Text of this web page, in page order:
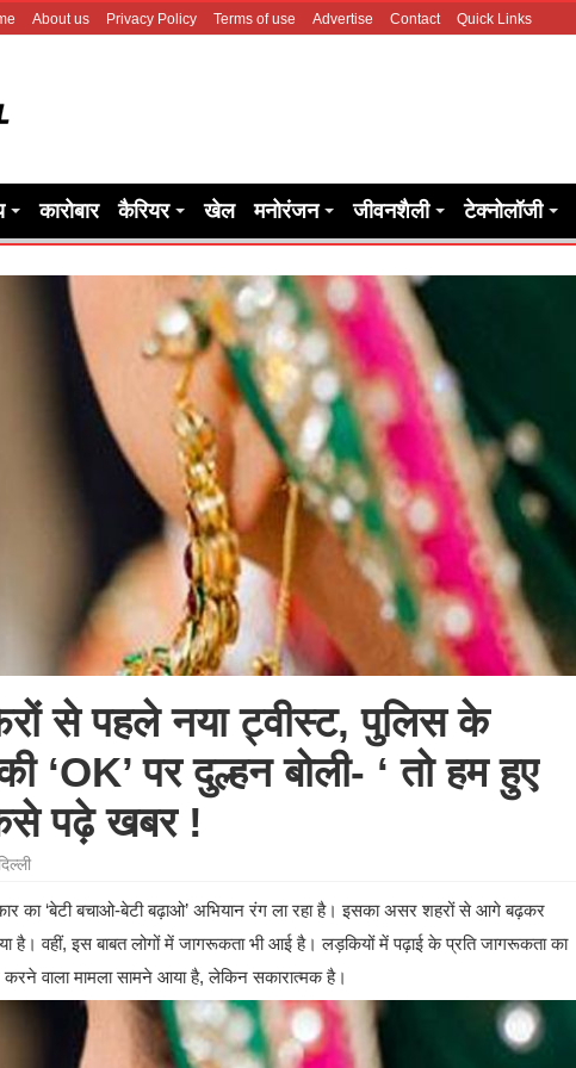
About us Privacy Policy Terms of use Advertise Contact Quick Links
कारोबार कैरियर खेल मनोरंजन जीवनशैली टेक्नोलॉजी
से पहले नया ट्वीस्ट, पुलिस के
‘OK’ पर दुल्हन बोली- ‘ तो हम हुए
पढ़े खबर !
का ‘बेटी बचाओ-बेटी बढ़ाओ’ अभियान रंग ला रहा है। इसका असर शहरों से आगे बढ़कर
है। वहीं, इस बाबत लोगों में जागरूकता भी आई है। लड़कियों में पढ़ाई के प्रति जागरूकता का
करने वाला मामला सामने आया है, लेकिन सकारात्मक है।